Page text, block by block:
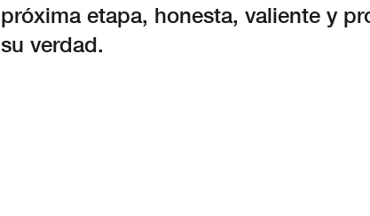
próxima etapa, honesta, valiente y
su verdad.